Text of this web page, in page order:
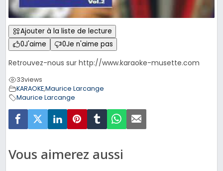
Ajouter à la liste de lecture
0J'aime 0Je n'aime pas
Retrouvez-nous sur http://www.karaoke-musette.com
33views
KARAOKE,Maurice Larcange
Maurice Larcange
Vous aimerez aussi